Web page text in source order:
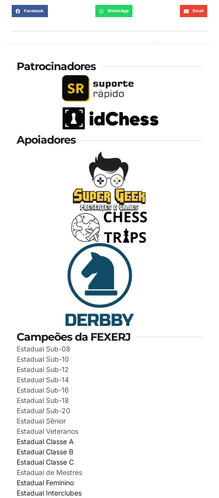
Facebook WhatsApp Email
Patrocinadores
Apoiadores
Campeões da FEXERJ
Estadual Sub-08
Estadual Sub-10
Estadual Sub-12
Estadual Sub-14
Estadual Sub-16
Estadual Sub-18
Estadual Sub-20
Estadual Sênior
Estadual Veteranos
Estadual Classe A
Estadual Classe B
Estadual Classe C
Estadual de Mestres
Estadual Feminino
Estadual Interclubes